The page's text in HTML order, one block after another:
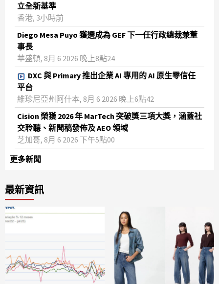
立全新基準
香港, 3小時前
Diego Mesa Puyo 獲選成為 GEF 下一任行政總裁兼董
事長
華盛頓, 8月 6 2026 晚上8點24
DXC 與 Primary 推出企業 AI 專用的 AI 原生零信任
平台
維珍尼亞州阿什本, 8月 6 2026 晚上6點42
Cision 榮獲 2026 年 MarTech 突破獎三項大獎，涵蓋社
交聆聽、新聞稿發佈及 AEO 領域
芝加哥, 8月 6 2026 下午5點00
更多新聞
最新資訊